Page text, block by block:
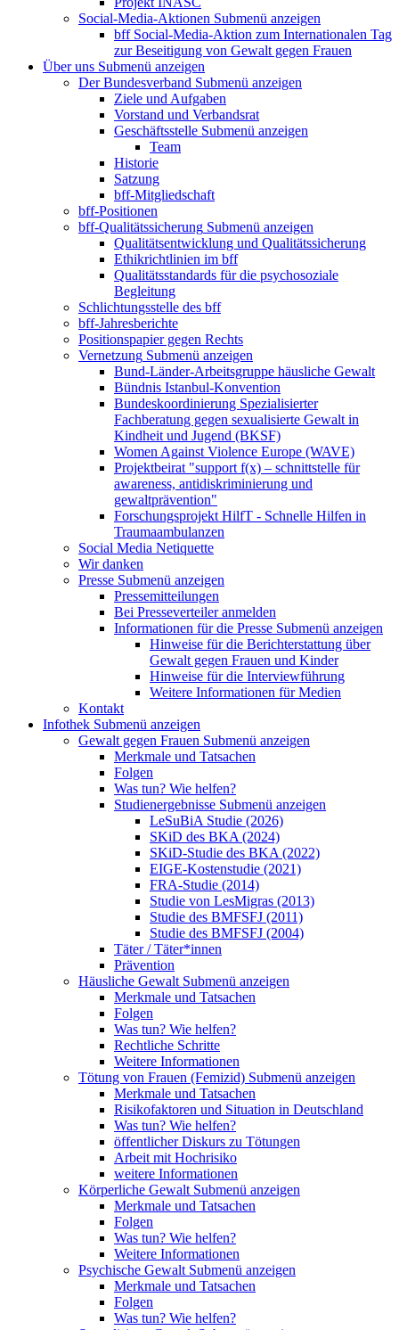
Social-Media-Aktionen Submenü anzeigen
bff Social-Media-Aktion zum Internationalen Tag
zur Beseitigung von Gewalt gegen Frauen
Über uns Submenü anzeigen
Der Bundesverband Submenü anzeigen
Ziele und Aufgaben
Vorstand und Verbandsrat
Geschäftsstelle Submenü anzeigen
Team
Historie
Satzung
bff-Mitgliedschaft
bff-Positionen
bff-Qualitätssicherung Submenü anzeigen
Qualitätsentwicklung und Qualitätssicherung
Ethikrichtlinien im bff
Qualitätsstandards für die psychosoziale
Begleitung
Schlichtungsstelle des bff
bff-Jahresberichte
Positionspapier gegen Rechts
Vernetzung Submenü anzeigen
Bund-Länder-Arbeitsgruppe häusliche Gewalt
Bündnis Istanbul-Konvention
Bundeskoordinierung Spezialisierter
Fachberatung gegen sexualisierte Gewalt in
Kindheit und Jugend (BKSF)
Women Against Violence Europe (WAVE)
Projektbeirat "support f(x) – schnittstelle für
awareness, antidiskriminierung und
gewaltprävention"
Forschungsprojekt HilfT - Schnelle Hilfen in
Traumaambulanzen
Social Media Netiquette
Wir danken
Presse Submenü anzeigen
Pressemitteilungen
Bei Presseverteiler anmelden
Informationen für die Presse Submenü anzeigen
Hinweise für die Berichterstattung über
Gewalt gegen Frauen und Kinder
Hinweise für die Interviewführung
Weitere Informationen für Medien
Kontakt
Infothek Submenü anzeigen
Gewalt gegen Frauen Submenü anzeigen
Merkmale und Tatsachen
Folgen
Was tun? Wie helfen?
Studienergebnisse Submenü anzeigen
LeSuBiA Studie (2026)
SKiD des BKA (2024)
SKiD-Studie des BKA (2022)
EIGE-Kostenstudie (2021)
FRA-Studie (2014)
Studie von LesMigras (2013)
Studie des BMFSFJ (2011)
Studie des BMFSFJ (2004)
Täter / Täter*innen
Prävention
Häusliche Gewalt Submenü anzeigen
Merkmale und Tatsachen
Folgen
Was tun? Wie helfen?
Rechtliche Schritte
Weitere Informationen
Tötung von Frauen (Femizid) Submenü anzeigen
Merkmale und Tatsachen
Risikofaktoren und Situation in Deutschland
Was tun? Wie helfen?
öffentlicher Diskurs zu Tötungen
Arbeit mit Hochrisiko
weitere Informationen
Körperliche Gewalt Submenü anzeigen
Merkmale und Tatsachen
Folgen
Was tun? Wie helfen?
Weitere Informationen
Psychische Gewalt Submenü anzeigen
Merkmale und Tatsachen
Folgen
Was tun? Wie helfen?